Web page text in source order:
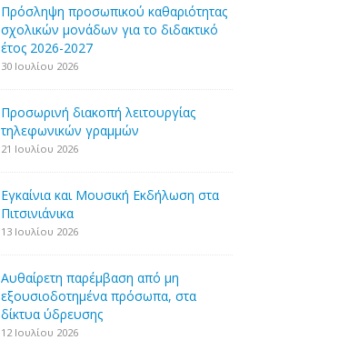
Πρόσληψη προσωπικού καθαριότητας
σχολικών μονάδων για το διδακτικό
έτος 2026-2027
30 Ιουλίου 2026
Προσωρινή διακοπή λειτουργίας
τηλεφωνικών γραμμών
21 Ιουλίου 2026
Εγκαίνια και Μουσική Εκδήλωση στα
Πιτσινιάνικα
13 Ιουλίου 2026
Aυθαίρετη παρέμβαση από μη
εξουσιοδοτημένα πρόσωπα, στα
δίκτυα ύδρευσης
12 Ιουλίου 2026